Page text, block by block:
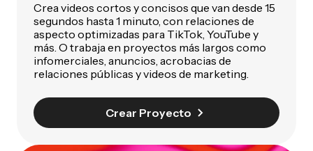
Crea videos cortos y concisos que van desde 15
segundos hasta 1 minuto, con relaciones de
aspecto optimizadas para TikTok, YouTube y
más. O trabaja en proyectos más largos como
infomerciales, anuncios, acrobacias de
relaciones públicas y videos de marketing.
Crear Proyecto